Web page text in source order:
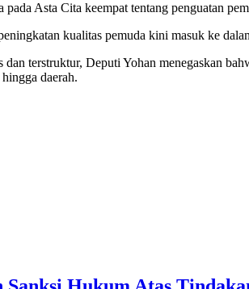
Asta Cita keempat tentang penguatan
kualitas pemuda kini masuk ke
terstruktur, Deputi Yohan menegaskan
daerah.